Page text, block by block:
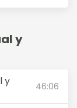
y
y
46:06